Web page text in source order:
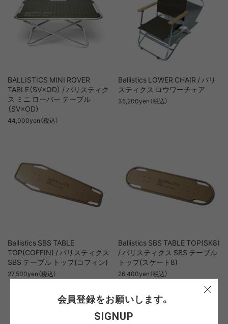
BALLISTICS MINI ROVER
TABLE（SV×OD） / バリスティク
ス ミニ ローバー テーブル
（SV×OD）
44,000yen（税込）
Ballistics LOWER CHAIR / バリ
スティクス ロウワーチェア
35,200yen（税込）
Ballistics SBS TABLE
TOP(COFFIN) / バリスティクス
SBS テーブル トップ(コフィン)
27,500yen（税込）
Ballistics SBS TABLE TOP(SK8)
/ バリスティクス SBS テーブル
トップ(スケート8)
26,400yen（税込）
会員登録をお願いします。
SIGNUP